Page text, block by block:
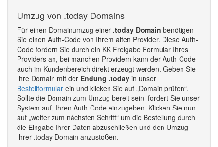
Umzug von .today Domains
Für einen Domainumzug einer .today Domain benötigen
Sie einen Auth-Code von Ihrem alten Provider. Diese Auth-
Code fordern Sie durch ein KK Freigabe Formular Ihres
Providers an, bei manchen Providern kann der Auth-Code
auch im Kundenbereich direkt erzeugt werden. Geben Sie
Ihre Domain mit der Endung .today in unser
Bestellformular ein und klicken Sie auf „Domain prüfen“.
Sollte die Domain zum Umzug bereit sein, fordert Sie unser
System auf, Ihren Auth-Code einzugeben. Klicken Sie nun
auf „weiter zum nächsten Schritt“ um die Bestellung durch
die Eingabe Ihrer Daten abzuschließen und den Umzug
Ihrer .today Domain anzustoßen.